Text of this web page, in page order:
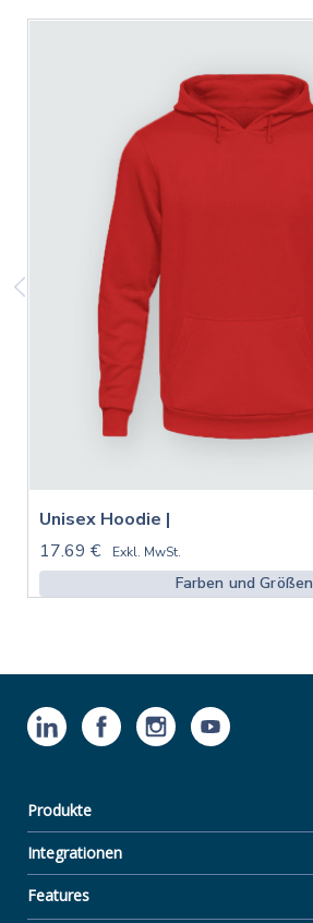
Unisex Hoodie |
17.69 €
Exkl. MwSt.
Farben und Größen
Produkte
Integrationen
Features